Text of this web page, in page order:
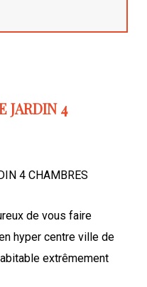
JARDIN 4
4 CHAMBRES
de vous faire
hyper centre ville de
extrêmement